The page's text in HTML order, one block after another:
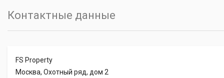
Контактные данные
FS Property
Москва, Охотный ряд, дом 2